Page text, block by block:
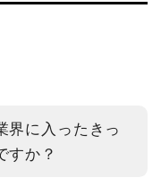
界に入ったきっ
すか？